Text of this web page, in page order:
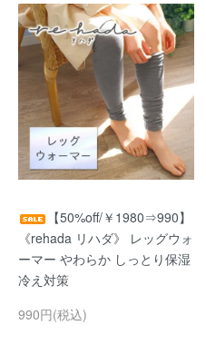
【50%off/￥1980⇒990】
《rehada リハダ》 レッグウォ
ーマー やわらか しっとり保湿
冷え対策
990円(税込)